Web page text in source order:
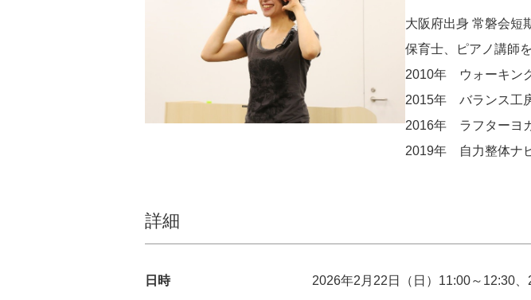
大阪府出身 常磐会短
保育士、ピアノ講師
2010年 ウォーキン
2015年 バランス工
2016年 ラフターヨ
2019年 自力整体ナ
詳細
日時 2026年2月22日（日）11:00～12:30